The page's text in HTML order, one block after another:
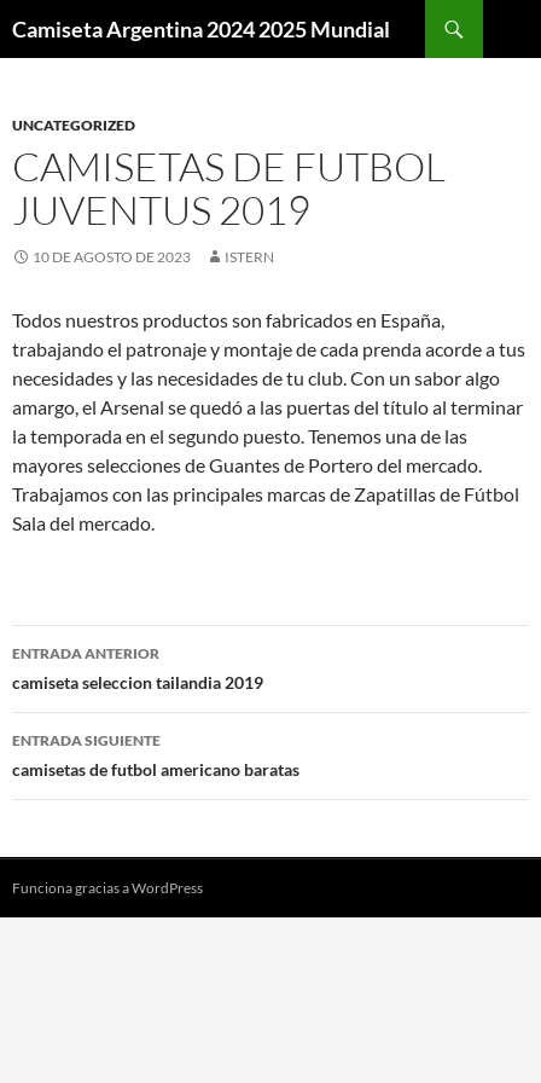
Camiseta Argentina 2024 2025 Mundial
UNCATEGORIZED
CAMISETAS DE FUTBOL
JUVENTUS 2019
10 DE AGOSTO DE 2023 ISTERN
Todos nuestros productos son fabricados en España,
trabajando el patronaje y montaje de cada prenda acorde a tus
necesidades y las necesidades de tu club. Con un sabor algo
amargo, el Arsenal se quedó a las puertas del título al terminar
la temporada en el segundo puesto. Tenemos una de las
mayores selecciones de Guantes de Portero del mercado.
Trabajamos con las principales marcas de Zapatillas de Fútbol
Sala del mercado.
Navegación
de
entradas
ENTRADA ANTERIOR
camiseta seleccion tailandia 2019
ENTRADA SIGUIENTE
camisetas de futbol americano baratas
Funciona gracias a WordPress